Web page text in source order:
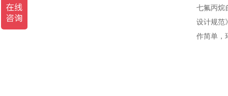
七氟丙烷
设计规范
作简单，